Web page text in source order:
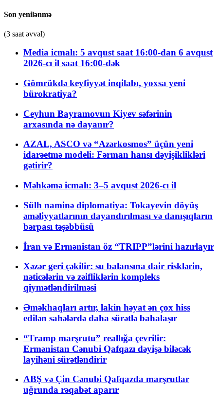
Son yenilənmə
(3 saat əvvəl)
Media icmalı: 5 avqust saat 16:00-dan 6 avqust
2026-cı il saat 16:00-dək
Gömrükdə keyfiyyət inqilabı, yoxsa yeni
bürokratiya?
Ceyhun Bayramovun Kiyev səfərinin
arxasında nə dayanır?
AZAL, ASCO və “Azərkosmos” üçün yeni
idarəetmə modeli: Fərman hansı dəyişiklikləri
gətirir?
Məhkəmə icmalı: 3–5 avqust 2026-cı il
Sülh naminə diplomatiya: Tokayevin döyüş
əməliyyatlarının dayandırılması və danışıqların
bərpası təşəbbüsü
İran və Ermənistan öz “TRIPP”lərini hazırlayır
Xəzər geri çəkilir: su balansına dair risklərin,
nəticələrin və zəifliklərin kompleks
qiymətləndirilməsi
Əməkhaqları artır, lakin həyat ən çox hiss
edilən sahələrdə daha sürətlə bahalaşır
“Tramp marşrutu” reallığa çevrilir:
Ermənistan Cənubi Qafqazı dəyişə biləcək
layihəni sürətləndirir
ABŞ və Çin Cənubi Qafqazda marşrutlar
uğrunda rəqabət aparır